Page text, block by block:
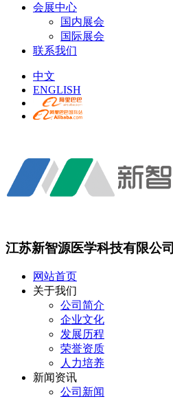
会展中心
国内展会
国际展会
联系我们
中文
ENGLISH
江苏新智源医学科技有限公司
网站首页
关于我们
公司简介
企业文化
发展历程
荣誉资质
人力培养
新闻资讯
公司新闻